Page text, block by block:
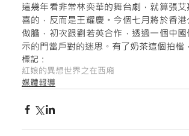
這幾年看非常林奕華的舞台劇，就算張
喜的，反而是王耀慶。今個七月將於香
做膽，初次跟劉若英合作，透過一個中
示的門當戶對的迷思。有了奶茶這個拍
標記：
紅娘的異想世界之在西廂
媒體報導